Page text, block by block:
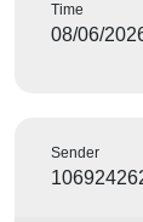
Time
08/06/
Sender